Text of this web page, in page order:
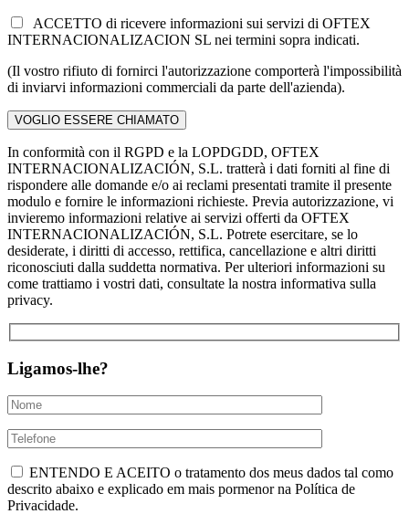
ACCETTO di ricevere informazioni sui servizi di OFTEX
INTERNACIONALIZACION SL nei termini sopra indicati.
(Il vostro rifiuto di fornirci l'autorizzazione comporterà l'impossibilità
di inviarvi informazioni commerciali da parte dell'azienda).
In conformità con il RGPD e la LOPDGDD, OFTEX
INTERNACIONALIZACIÓN, S.L. tratterà i dati forniti al fine di
rispondere alle domande e/o ai reclami presentati tramite il presente
modulo e fornire le informazioni richieste. Previa autorizzazione, vi
invieremo informazioni relative ai servizi offerti da OFTEX
INTERNACIONALIZACIÓN, S.L. Potrete esercitare, se lo
desiderate, i diritti di accesso, rettifica, cancellazione e altri diritti
riconosciuti dalla suddetta normativa. Per ulteriori informazioni su
come trattiamo i vostri dati, consultate la nostra informativa sulla
privacy.
Ligamos-lhe?
ENTENDO E ACEITO o tratamento dos meus dados tal como
descrito abaixo e explicado em mais pormenor na Política de
Privacidade.